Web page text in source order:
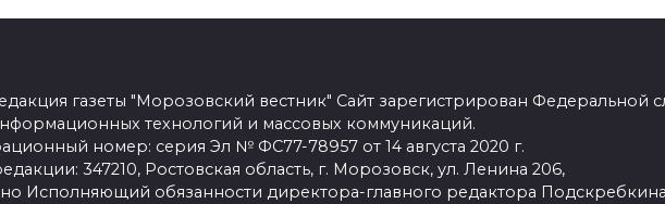
газеты "Морозовский вестник" Сайт зарегистрирован Федеральной
технологий и массовых коммуникаций.
номер: серия Эл № ФС77-78957 от 14 августа 2020 г.
347210, Ростовская область, г. Морозовск, ул. Ленина 206,
Исполняющий обязанности директора-главного редактора